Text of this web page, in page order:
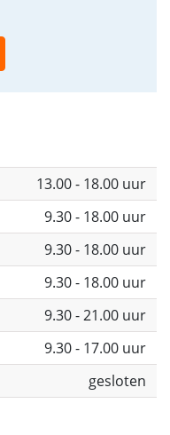
13.00 - 18.00 uur
9.30 - 18.00 uur
9.30 - 18.00 uur
9.30 - 18.00 uur
9.30 - 21.00 uur
9.30 - 17.00 uur
gesloten